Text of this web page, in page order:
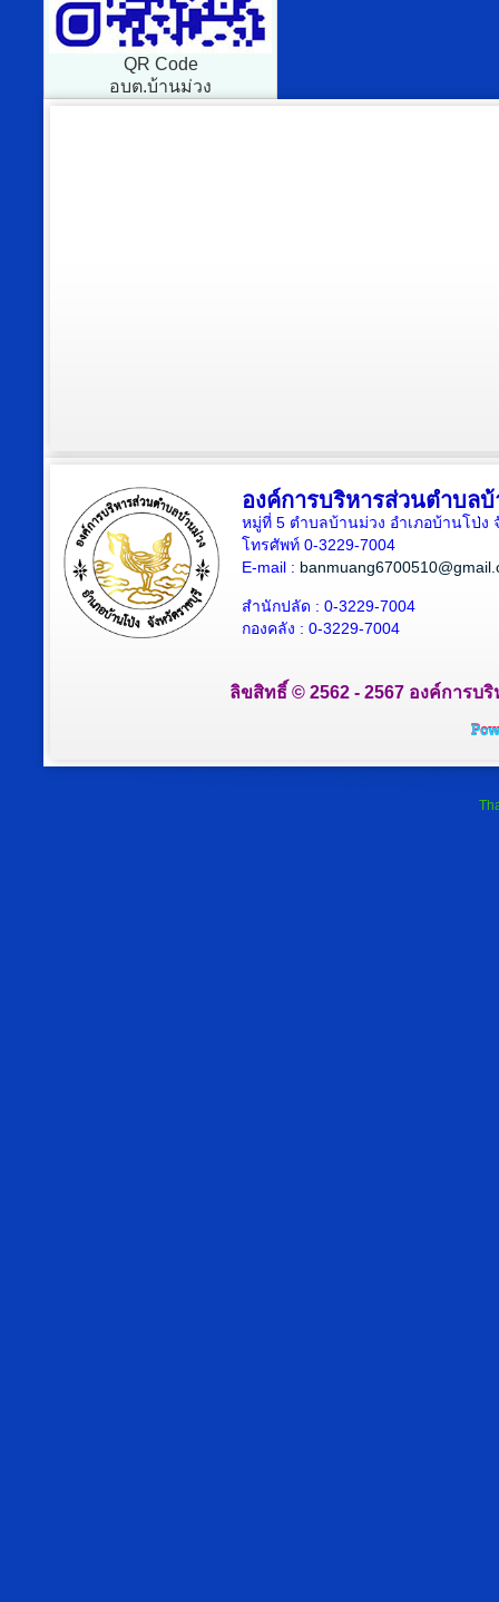
QR Code
อบต.บ้านม่วง
องค์การบริหารส่วนตำบล
หมู่ที่ 5 ตำบลบ้านม่วง อำเภอบ้านโป่ง
โทรศัพท์ 0-3229-7004
E-mail :
สำนักปลัด : 0-3229-7004
กองคลัง : 0-3229-7004
ลิขสิทธิ์ © 2562 - 2567 องค์การบ